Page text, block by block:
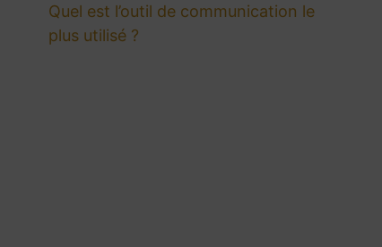
Quel est l’outil de communication le
plus utilisé ?